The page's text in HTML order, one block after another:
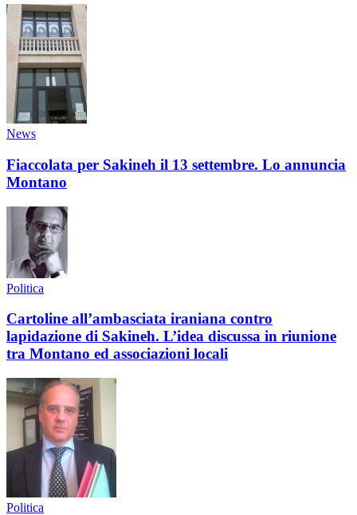
News
Fiaccolata per Sakineh il 13 settembre. Lo annuncia
Montano
Politica
Cartoline all’ambasciata iraniana contro
lapidazione di Sakineh. L’idea discussa in riunione
tra Montano ed associazioni locali
Politica